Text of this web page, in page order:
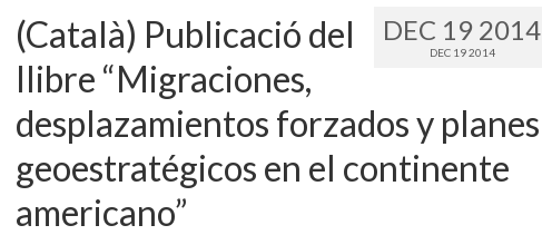
DEC 19 2014
DEC 19 2014
(Català) Publicació del
llibre “Migraciones,
desplazamientos forzados y planes
geoestratégicos en el continente
americano”